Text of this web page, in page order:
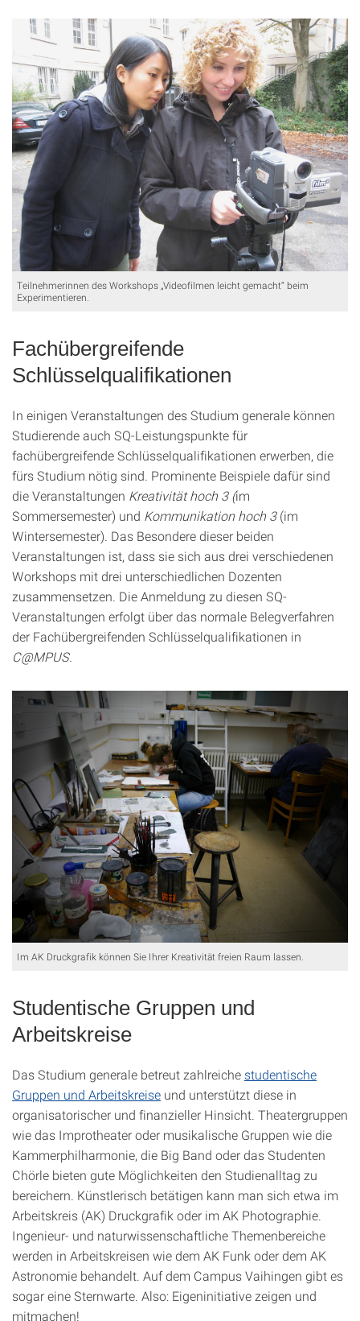
Teilnehmerinnen des Workshops „Videofilmen leicht gemacht“ beim
Experimentieren.
Fachübergreifende
Schlüsselqualifikationen
In einigen Veranstaltungen des Studium generale können
Studierende auch SQ-Leistungspunkte für
fachübergreifende Schlüsselqualifikationen erwerben, die
fürs Studium nötig sind. Prominente Beispiele dafür sind
die Veranstaltungen Kreativität hoch 3 (im
Sommersemester) und Kommunikation hoch 3(im
Wintersemester). Das Besondere dieser beiden
Veranstaltungen ist, dass sie sich aus drei verschiedenen
Workshops mit drei unterschiedlichen Dozenten
zusammensetzen. Die Anmeldung zu diesen SQ-
Veranstaltungen erfolgt über das normale Belegverfahren
der Fachübergreifenden Schlüsselqualifikationen in
C@MPUS.
Im AK Druckgrafik können Sie Ihrer Kreativität freien Raum lassen.
Studentische Gruppen und
Arbeitskreise
Das Studium generale betreut zahlreiche studentische
Gruppen und Arbeitskreise und unterstützt diese in
organisatorischer und finanzieller Hinsicht. Theatergruppen
wie das Improtheater oder musikalische Gruppen wie die
Kammerphilharmonie, die Big Band oder das Studenten
Chörle bieten gute Möglichkeiten den Studienalltag zu
bereichern. Künstlerisch betätigen kann man sich etwa im
Arbeitskreis (AK) Druckgrafik oder im AK Photographie.
Ingenieur- und naturwissenschaftliche Themenbereiche
werden in Arbeitskreisen wie dem AK Funk oder dem AK
Astronomie behandelt. Auf dem Campus Vaihingen gibt es
sogar eine Sternwarte. Also: Eigeninitiative zeigen und
mitmachen!